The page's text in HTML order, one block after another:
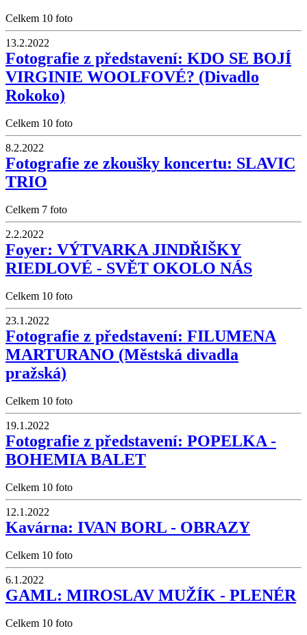
Celkem 10 foto
13.2.2022
Fotografie z představení: KDO SE BOJÍ
VIRGINIE WOOLFOVÉ? (Divadlo
Rokoko)
Celkem 10 foto
8.2.2022
Fotografie ze zkoušky koncertu: SLAVIC
TRIO
Celkem 7 foto
2.2.2022
Foyer: VÝTVARKA JINDŘIŠKY
RIEDLOVÉ - SVĚT OKOLO NÁS
Celkem 10 foto
23.1.2022
Fotografie z představení: FILUMENA
MARTURANO (Městská divadla
pražská)
Celkem 10 foto
19.1.2022
Fotografie z představení: POPELKA -
BOHEMIA BALET
Celkem 10 foto
12.1.2022
Kavárna: IVAN BORL - OBRAZY
Celkem 10 foto
6.1.2022
GAML: MIROSLAV MUŽÍK - PLENÉR
Celkem 10 foto